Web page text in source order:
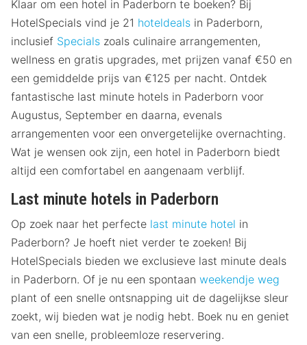
Klaar om een hotel in Paderborn te boeken? Bij
HotelSpecials vind je 21 hoteldeals in Paderborn,
inclusief Specials zoals culinaire arrangementen,
wellness en gratis upgrades, met prijzen vanaf €50 en
een gemiddelde prijs van €125 per nacht. Ontdek
fantastische last minute hotels in Paderborn voor
Augustus, September en daarna, evenals
arrangementen voor een onvergetelijke overnachting.
Wat je wensen ook zijn, een hotel in Paderborn biedt
altijd een comfortabel en aangenaam verblijf.
Last minute hotels in Paderborn
Op zoek naar het perfecte last minute hotel in
Paderborn? Je hoeft niet verder te zoeken! Bij
HotelSpecials bieden we exclusieve last minute deals
in Paderborn. Of je nu een spontaan weekendje weg
plant of een snelle ontsnapping uit de dagelijkse sleur
zoekt, wij bieden wat je nodig hebt. Boek nu en geniet
van een snelle, probleemloze reservering.